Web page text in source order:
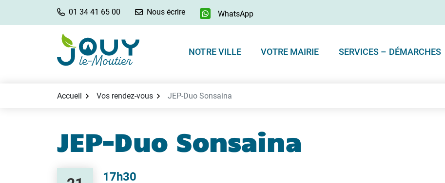
01 34 41 65 00 Nous écrire WhatsApp
NOTRE VILLE VOTRE MAIRIE SERVICES – DÉMARCHES
Accueil Vos rendez-vous JEP-Duo Sonsaina
JEP-Duo Sonsaina
17h30